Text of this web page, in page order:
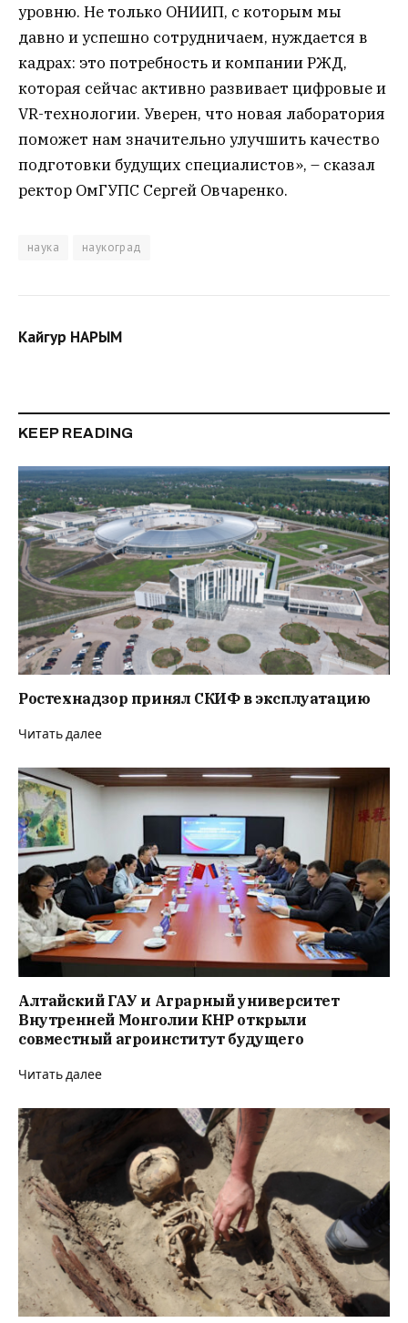
уровню. Не только ОНИИП, с которым мы
давно и успешно сотрудничаем, нуждается в
кадрах: это потребность и компании РЖД,
которая сейчас активно развивает цифровые и
VR-технологии. Уверен, что новая лаборатория
поможет нам значительно улучшить качество
подготовки будущих специалистов», – сказал
ректор ОмГУПС Сергей Овчаренко.
наука наукоград
Кайгур НАРЫМ
KEEP READING
Ростехнадзор принял СКИФ в эксплуатацию
Читать далее
Алтайский ГАУ и Аграрный университет
Внутренней Монголии КНР открыли
совместный агроинститут будущего
Читать далее